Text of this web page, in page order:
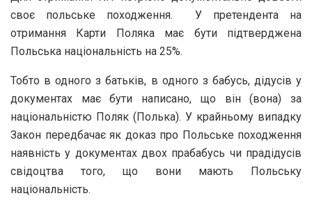
своє польське походження. У претендента на
отримання Карти Поляка має бути підтверджена
Польська національність на 25%.
Тобто в одного з батьків, в одного з бабусь, дідусів у
документах має бути написано, що він (вона) за
національністю Поляк (Полька). У крайньому випадку
Закон передбачає як доказ про Польське походження
наявність у документах двох прабабусь чи прадідусів
свідоцтва того, що вони мають Польську
національність.